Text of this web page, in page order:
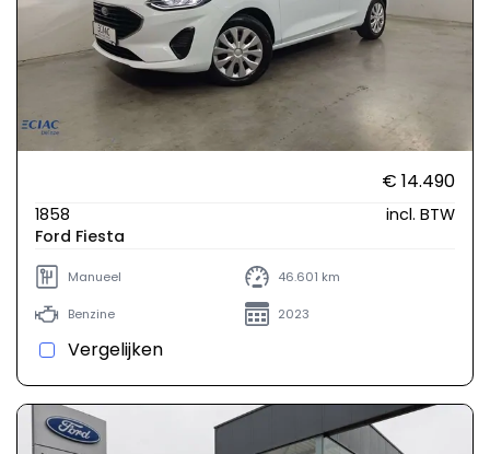
€ 14.490
1858
incl. BTW
Ford Fiesta
Manueel 46.601 km
Benzine 2023
Vergelijken